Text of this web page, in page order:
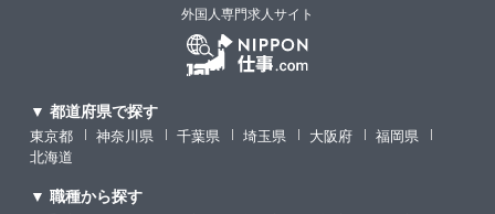
外国人専門求人サイト
▼ 都道府県で探す
東京都 神奈川県 千葉県 埼玉県 大阪府
福岡県
北海道
▼ 職種から探す